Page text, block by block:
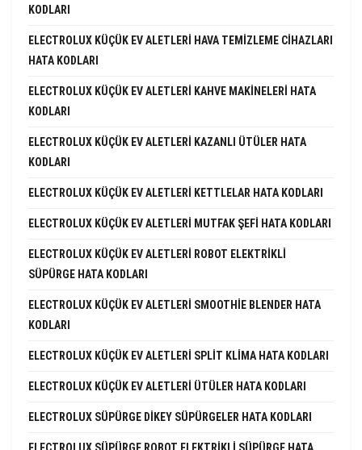
KODLARI
ELECTROLUX KÜÇÜK EV ALETLERI HAVA TEMIZLEME CIHAZLARI
HATA KODLARI
ELECTROLUX KÜÇÜK EV ALETLERI KAHVE MAKINELERI HATA
KODLARI
ELECTROLUX KÜÇÜK EV ALETLERI KAZANLI ÜTÜLER HATA
KODLARI
ELECTROLUX KÜÇÜK EV ALETLERI KETTLELAR HATA KODLARI
ELECTROLUX KÜÇÜK EV ALETLERI MUTFAK ŞEFI HATA KODLARI
ELECTROLUX KÜÇÜK EV ALETLERI ROBOT ELEKTRIKLI
SÜPÜRGE HATA KODLARI
ELECTROLUX KÜÇÜK EV ALETLERI SMOOTHIE BLENDER HATA
KODLARI
ELECTROLUX KÜÇÜK EV ALETLERI SPLIT KLIMA HATA KODLARI
ELECTROLUX KÜÇÜK EV ALETLERI ÜTÜLER HATA KODLARI
ELECTROLUX SÜPÜRGE DIKEY SÜPÜRGELER HATA KODLARI
ELECTROLUX SÜPÜRGE ROBOT ELEKTRIKLI SÜPÜRGE HATA